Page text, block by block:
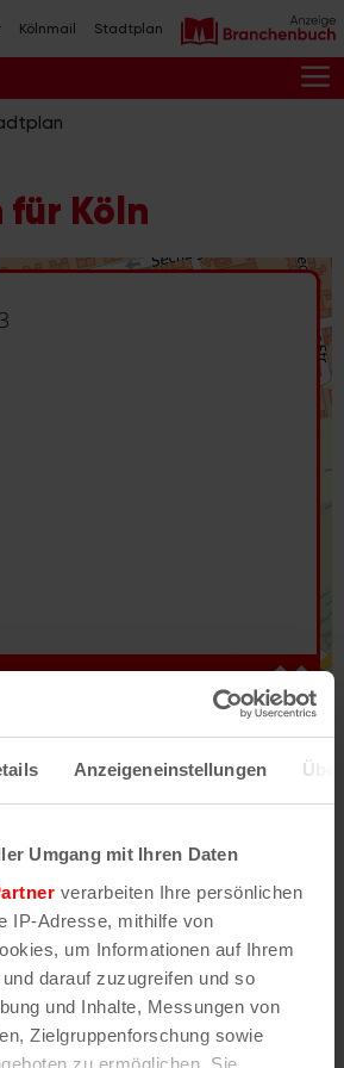
Anzeigeneinstellungen
Umgang mit Ihren Daten
verarbeiten Ihre persönlichen
IP-Adresse, mithilfe von
um Informationen auf Ihrem
darauf zuzugreifen und so
und Inhalte, Messungen von
Zielgruppenforschung sowie
zu ermöglichen. Sie
Kölnmail Stadtplan
Köln
Fehler/Problem melden
Kartenwerks
Stadtplanwerk
koeln.de-Karte mit vielen
z.B. Hausnummern.
auf Daten des
-Projekts (
© OpenStreetMap
OpenCycleMap.org